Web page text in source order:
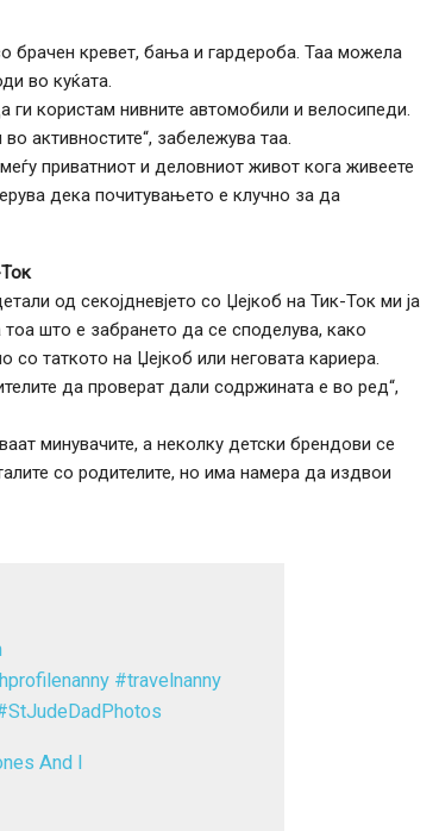
брачен кревет, бања и гардероба. Таа можела
во куќата.
користам нивните автомобили и велосипеди.
активностите“, забележува таа.
приватниот и деловниот живот кога живеете
дека почитувањето е клучно за да
од секојдневјето со Џејкоб на Тик-Ток ми ја
што е забрането да се споделува, како
таткото на Џејкоб или неговата кариера.
да проверат дали содржината е во ред“,
минувачите, а неколку детски брендови се
со родителите, но има намера да издвои
#travelnanny
And I